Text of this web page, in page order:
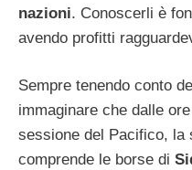
nazioni. Conoscerli è
avendo profitti
Sempre tenendo conto
immaginare che dalle
sessione del Pacifico, la
comprende le borse di